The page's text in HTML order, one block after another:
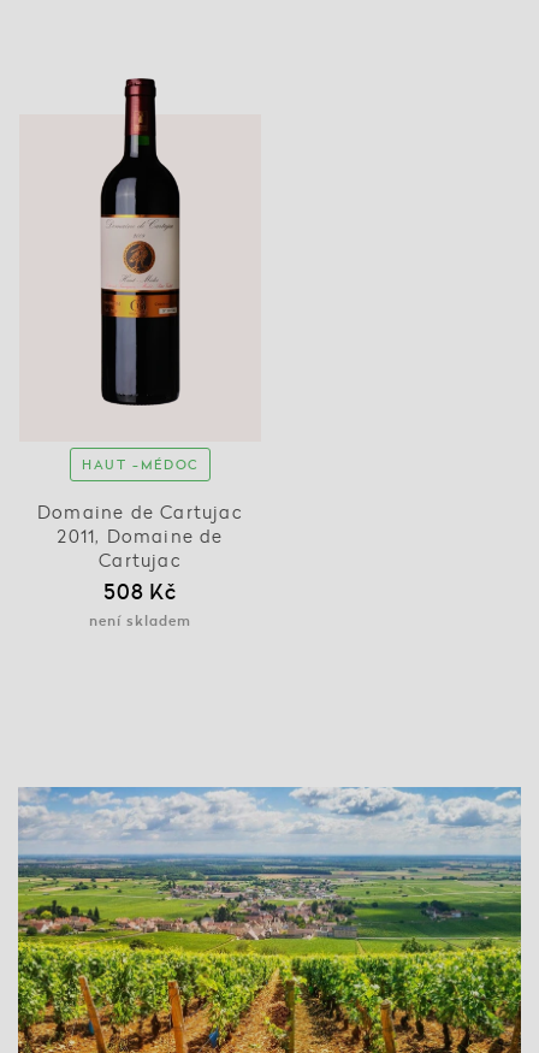
HAUT -MÉDOC
Domaine de Cartujac
2011, Domaine de
Cartujac
508 Kč
není skladem